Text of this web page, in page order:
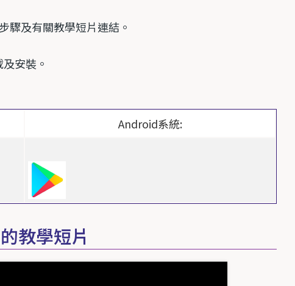
驟及有關教學短片連結。
及安裝 。
Android系統:
教學短片